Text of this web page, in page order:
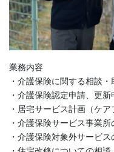
業務内容
・介護保険に関する相談・
・介護保険認定申請、更
・居宅サービス計画（ケ
・介護保険サービス事業
・介護保険対象外サービ